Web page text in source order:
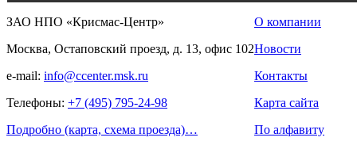
ЗАО НПО «Крисмас-Центр»
Москва, Остаповский проезд, д. 13, офис 102
e-mail: info@ccenter.msk.ru
Телефоны: +7 (495) 795-24-98
Подробно (карта, схема проезда)…
О компании
Новости
Контакты
Карта сайта
По алфавиту